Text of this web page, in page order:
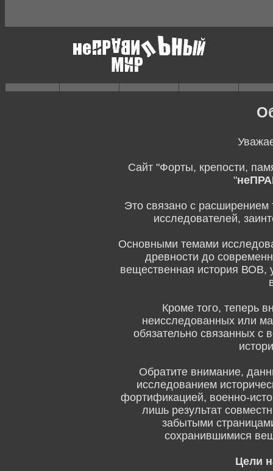
Сайт "Форты, крепости,
"
Это связано с расширением
исследователей,
Основными темами
древности до
вещественная история ВОВ,
Кроме того, теперь
неисследованных или
обязательно связанных с
Обратите внимание,
исследованием
фортификацией, военно-
лишь результат
забытыми
сохранившимися
Цели